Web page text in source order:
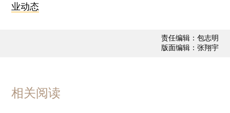
业动态
责任编辑：包志明
版面编辑：张翔宇
相关阅读